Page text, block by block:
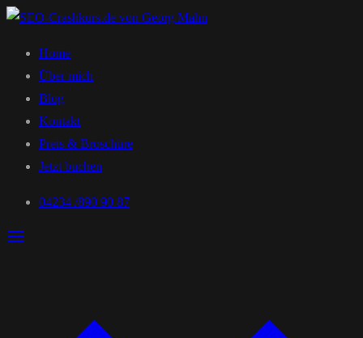
Home
Über mich
Blog
Kontakt
Preis & Broschüre
Jetzt buchen
04234 /890 90 87